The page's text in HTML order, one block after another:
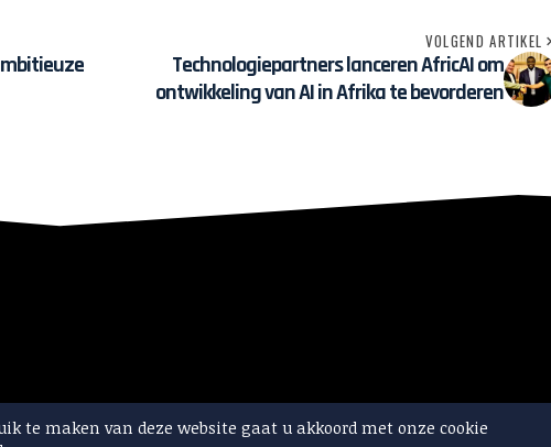
te maken van deze website gaat u akkoord met onze cookie
VOLGEND ARTIKEL
Technologiepartners lanceren AfricAI om
ontwikkeling van AI in Afrika te bevorderen